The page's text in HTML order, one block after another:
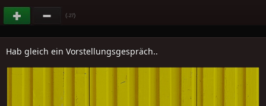
(-27)
Hab gleich ein Vorstellungsgespräch..